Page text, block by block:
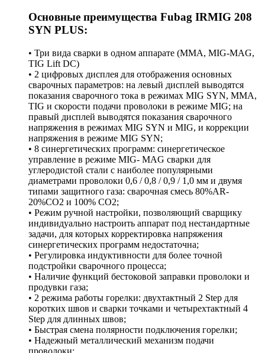
Основные преимущества Fubag IRMIG 208
SYN PLUS:
• Три вида сварки в одном аппарате (MMA, MIG-MAG,
TIG Lift DC)
• 2 цифровых дисплея для отображения основных
сварочных параметров: на левый дисплей выводятся
показания сварочного тока в режимах MIG SYN, MMA,
TIG и скорости подачи проволоки в режиме MIG; на
правый дисплей выводятся показания сварочного
напряжения в режимах MIG SYN и MIG, и коррекции
напряжения в режиме MIG SYN;
• 8 синергетических программ: синергетическое
управление в режиме MIG- MAG сварки для
углеродистой стали с наиболее популярными
диаметрами проволоки 0,6 / 0,8 / 0,9 / 1,0 мм и двумя
типами защитного газа: сварочная смесь 80%AR-
20%CO2 и 100% CO2;
• Режим ручной настройки, позволяющий сварщику
индивидуально настроить аппарат под нестандартные
задачи, для которых корректировка напряжения
синергетических программ недостаточна;
• Регулировка индуктивности для более точной
подстройки сварочного процесса;
• Наличие функций бестоковой заправки проволоки и
продувки газа;
• 2 режима работы горелки: двухтактный 2 Step для
коротких швов и сварки точками и четырехтактный 4
Step для длинных швов;
• Быстрая смена полярности подключения горелки;
• Надежный металлический механизм подачи
проволоки;